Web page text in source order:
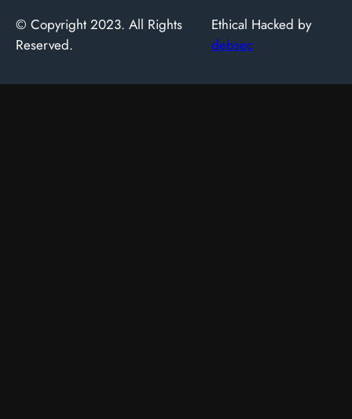
© Copyright 2023. All Rights
Reserved.
Ethical Hacked by
debsec